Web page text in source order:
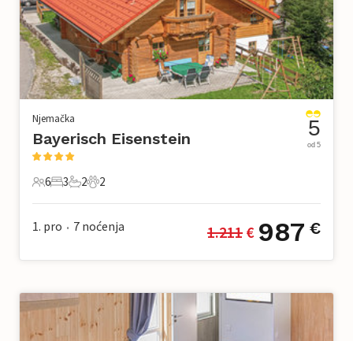
Njemačka
Bayerisch Eisenstein
6 Gosti
6
3 Spavaće sobe
3
2 Kupaonice
2
2 Kućni ljubimac
2
5
od 5
1. pro • 7 noćenja 1.211 € 987 €